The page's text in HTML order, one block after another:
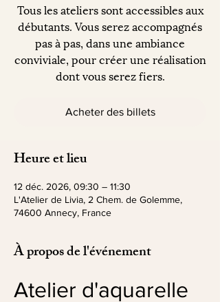
Tous les ateliers sont accessibles aux
débutants. Vous serez accompagnés
pas à pas, dans une ambiance
conviviale, pour créer une réalisation
dont vous serez fiers.
Acheter des billets
Heure et lieu
12 déc. 2026, 09:30 – 11:30
L'Atelier de Livia, 2 Chem. de Golemme,
74600 Annecy, France
À propos de l'événement
Atelier d'aquarelle